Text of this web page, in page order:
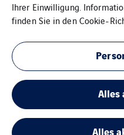
Kontakt
Datenschutz
Impressum
Sitemap
Ihrer Einwilligung.
finden Sie in denCookie-
Alles
Alles